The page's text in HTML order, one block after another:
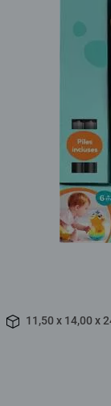
11,50 x 14,00 x